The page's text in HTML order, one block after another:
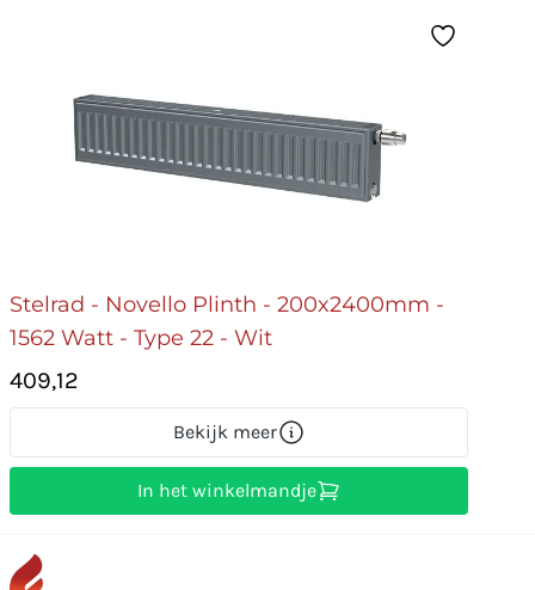
Stelrad - Novello Plinth - 200x2400mm -
1562 Watt - Type 22 - Wit
409,12
Bekijk meer
In het winkelmandje